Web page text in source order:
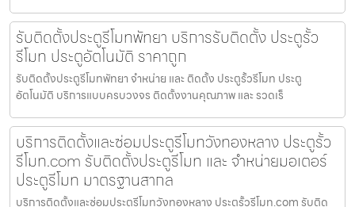
รับติดตั้งประตูรีโมทพัทยา บริการรับติดตั้ง ประตูรั้ว
รีโมท ประตูอัตโนมัติ ราคาถูก
รับติดตั้งประตูรีโมทพัทยา จำหน่าย และ ติดตั้ง ประตูรั้วรีโมท ประตู
อัตโนมัติ บริการแบบครบวงจร ติดตั้งงานคุณภาพ และ รวดเร็
บริการติดตั้งและซ่อมประตูรีโมทวังทองหลาง ประตูรั้ว
รีโมท.com รับติดตั้งประตูรีโมท และ จำหน่ายมอเตอร์
ประตูรีโมท มาตรฐานสากล
บริการติดตั้งและซ่อมประตูรีโมทวังทองหลาง ประตูรั้วรีโมท.com รับติด